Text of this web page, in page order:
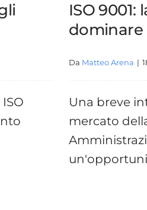
ISO
dominare
Da Matteo Arena |
Una breve
mercato